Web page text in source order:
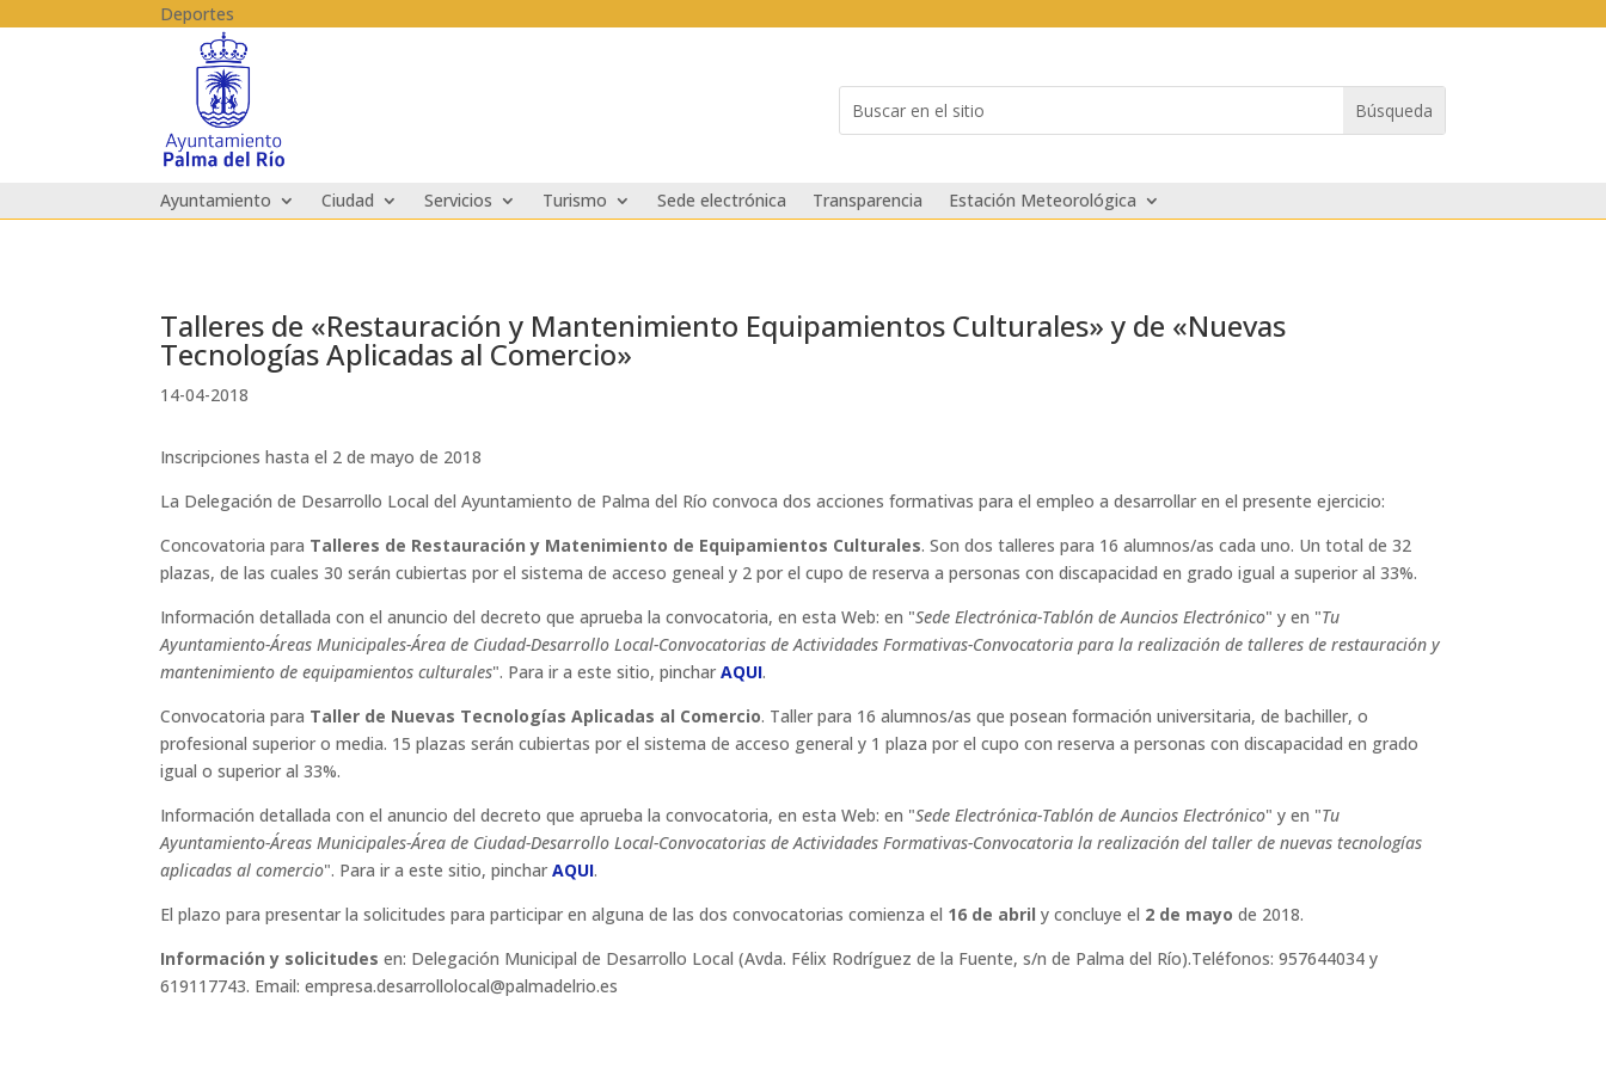
Deportes
for...
Ayuntamiento Ciudad Servicios Turismo Sede electrónica Transparencia Estación Meteorológica
Talleres de «Restauración y Mantenimiento Equipamientos Culturales» y de «Nuevas
Tecnologías Aplicadas al Comercio»
14-04-2018
Inscripciones hasta el 2 de mayo de 2018
La Delegación de Desarrollo Local del Ayuntamiento de Palma del Río convoca dos acciones formativas para el empleo a desarrollar en el presente ejercicio:
Concovatoria para Talleres de Restauración y Matenimiento de Equipamientos Culturales. Son dos talleres para 16 alumnos/as cada uno. Un total de 32
plazas, de las cuales 30 serán cubiertas por el sistema de acceso geneal y 2 por el cupo de reserva a personas con discapacidad en grado igual a superior al 33%.
Información detallada con el anuncio del decreto que aprueba la convocatoria, en esta Web: en "Sede Electrónica-Tablón de Auncios Electrónico" y en "Tu
Ayuntamiento-Áreas Municipales-Área de Ciudad-Desarrollo Local-Convocatorias de Actividades Formativas-Convocatoria para la realización de talleres de restauración y
mantenimiento de equipamientos culturales". Para ir a este sitio, pincharAQUI.
Convocatoria para Taller de Nuevas Tecnologías Aplicadas al Comercio. Taller para 16 alumnos/as que posean formación universitaria, de bachiller, o
profesional superior o media. 15 plazas serán cubiertas por el sistema de acceso general y 1 plaza por el cupo con reserva a personas con discapacidad en grado
igual o superior al 33%.
Información detallada con el anuncio del decreto que aprueba la convocatoria, en esta Web: en "Sede Electrónica-Tablón de Auncios Electrónico" y en "Tu
Ayuntamiento-Áreas Municipales-Área de Ciudad-Desarrollo Local-Convocatorias de Actividades Formativas-Convocatoria la realización del taller de nuevas tecnologías
aplicadas al comercio". Para ir a este sitio, pincharAQUI.
El plazo para presentar la solicitudes para participar en alguna de las dos convocatorias comienza el 16 de abril y concluye el 2 de mayo de 2018.
Información y solicitudes en: Delegación Municipal de Desarrollo Local (Avda. Félix Rodríguez de la Fuente, s/n de Palma del Río).Teléfonos: 957644034 y
619117743. Email: empresa.desarrollolocal@palmadelrio.es